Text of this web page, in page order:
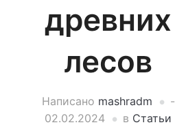
древних
лесов
Написано mashradm
-
02.02.2024
в Статьи